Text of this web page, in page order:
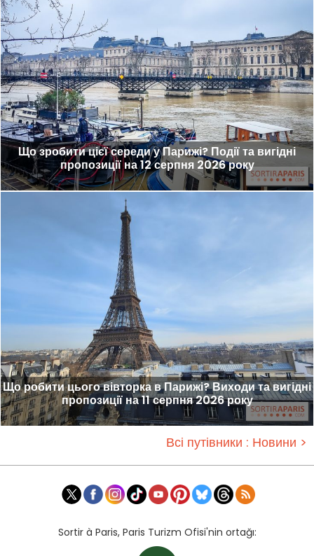
Що зробити цієї середи у Парижі? Події та вигідні
пропозиції на 12 серпня 2026 року
Що робити цього вівторка в Парижі? Виходи та вигідні
пропозиції на 11 серпня 2026 року
Всі путівники : Новини >
Sortir à Paris, Paris Turizm Ofisi'nin ortağı: